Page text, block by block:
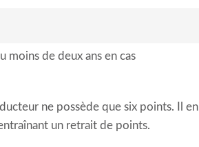
de deux ans en cas
ne possède que six points. Il en
un retrait de points.